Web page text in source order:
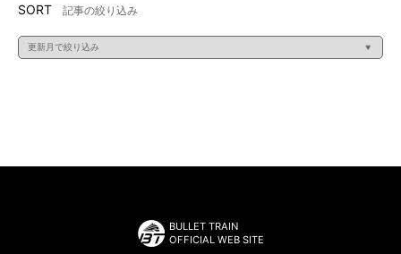
SORT 記事の絞り込み
BULLET TRAIN
OFFICIAL WEB SITE